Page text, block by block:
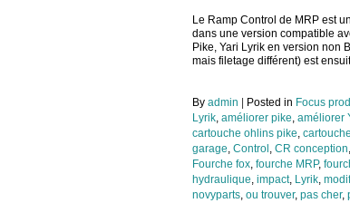
Le Ramp Control de MRP est
dans une version compatible
Pike, Yari Lyrik en version non
mais filetage différent) est
By admin Posted in Focus
Lyrik, améliorer pike, améliorer
cartouche ohlins pike,
garage, Control , CR conception,
Fourche fox, fourche MRP,
hydraulique, impact, Lyrik,
novyparts, ou trouver, pas cher,